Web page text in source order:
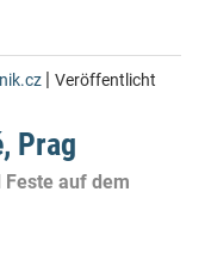
| Veröffentlicht
Prag
auf dem